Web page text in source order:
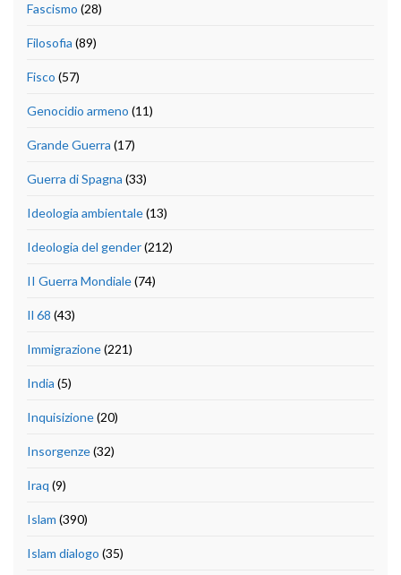
Fascismo (28)
Filosofia (89)
Fisco (57)
Genocidio armeno (11)
Grande Guerra (17)
Guerra di Spagna (33)
Ideologia ambientale(13)
Ideologia del gender(212)
II Guerra Mondiale(74)
Il 68 (43)
Immigrazione(221)
India (5)
Inquisizione(20)
Insorgenze(32)
Iraq (9)
Islam (390)
Islam dialogo (35)